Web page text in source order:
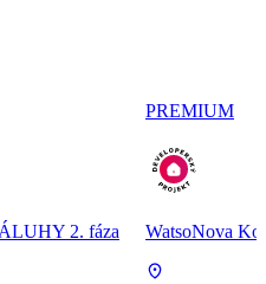
2. fáza
PREMIUM
WatsoNova